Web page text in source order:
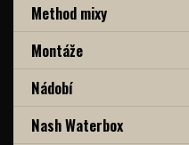
Method mixy
Montáže
Nádobí
Nash Waterbox